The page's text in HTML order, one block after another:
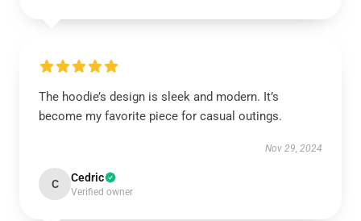
The hoodie’s design is sleek and modern. It’s
become my favorite piece for casual outings.
Nov 29, 2024
C Cedric
Verified owner